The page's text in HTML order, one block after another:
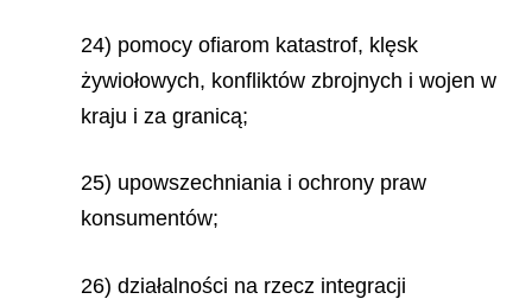
24) pomocy ofiarom katastrof, klęsk
żywiołowych, konfliktów zbrojnych i wojen w
kraju i za granicą;
25) upowszechniania i ochrony praw
konsumentów;
26) działalności na rzecz integracji